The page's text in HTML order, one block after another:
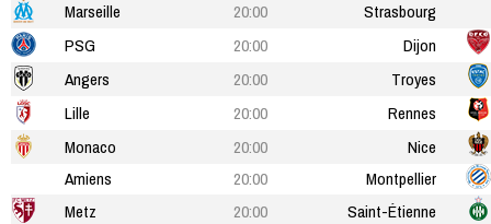
Marseille
20:00
Strasbourg
PSG
20:00
Dijon
Angers
20:00
Troyes
Lille
20:00
Rennes
Monaco
20:00
Nice
Amiens
20:00
Montpellier
Metz
20:00
Saint-Étienne